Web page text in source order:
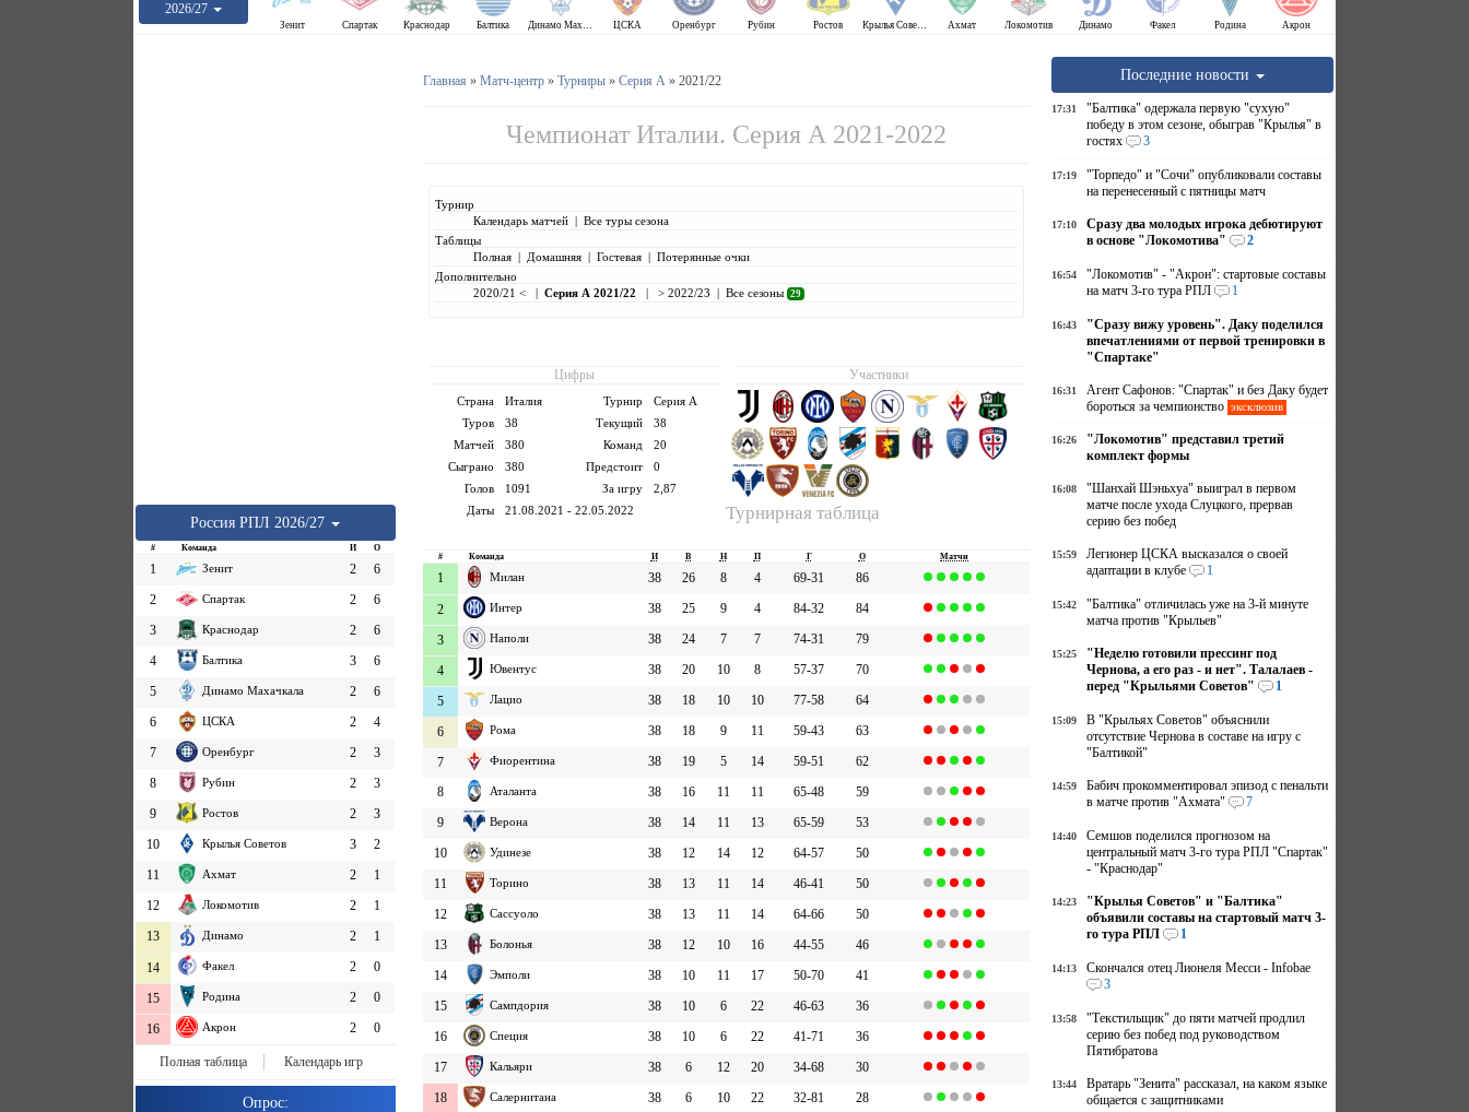
2026/27
Зенит Спартак Краснодар Балтика Динамо Махачкала ЦСКА Оренбург Рубин Ростов Крылья Советов Ахмат Локомотив Динамо Факел Родина Акрон
Россия РПЛ 2026/27
# Команда И О
1 Зенит 2
6
2
Спартак 2
6
3
Краснодар 2
6
4
Балтика 3
6
5
Динамо Махачкала 2
6
6
ЦСКА 2
4
7
Оренбург 2
3
8
Рубин 2
3
9
Ростов 2
3
10
Крылья Советов 3
2
11
Ахмат 2
1
12
Локомотив 2
1
13
Динамо 2 1
14 Факел 2 0
15 Родина 2 0
16 Акрон 2 0
Полная таблица Календарь игр
Опрос:
Главная » Матч-центр» Турниры» Серия А» 2021/22
Чемпионат Италии. Серия А 2021-2022
Турнир
Календарь матчей| Все туры сезона
Таблицы
Полная| Домашняя| Гостевая| Потерянные очки
Дополнительно
2020/21 <
| Серия А 2021/22 | > 2022/23 | Все сезоны 29
Цифры
Страна Италия Турнир
Серия А
Туров
38 Текущий
38
Матчей
380 Команд
20
Сыграно
380 Предстоит
0
Голов
1091 За игру
2,87
Даты
21.08.2021 - 22.05.2022
Участники
Турнирная таблица
# Команда И В Н П Г О Матчи
1 Милан 38 26 8 4 69-31 86
2 Интер 38 25 9 4 84-32 84
3 Наполи 38 24 7 7 74-31 79
4 Ювентус 38 20 10 8 57-37 70
5 Лацио 38 18 10 10 77-58 64
6 Рома 38 18 9 11 59-43 63
7 Фиорентина 38 19 5 14 59-51
62
8
Аталанта 38 16 11 11 65-48
59
9
Верона 38 14 11 13 65-59
53
10
Удинезе 38 12 14 12 64-57
50
11
Торино 38 13 11 14 46-41
50
12
Сассуоло 38 13 11 14 64-66
50
13
Болонья 38 12 10 16 44-55
46
14
Эмполи 38 10 11 17 50-70
41
15
Сампдория 38 10 6 22 46-63
36
16
Специя 38 10 6 22 41-71
36
17
Кальяри 38 6 12 20 34-68
30
18
Салернитана 38 6 10 22 32-81 28
Последние новости
17:31
"Балтика" одержала первую "сухую"
победу в этом сезоне, обыграв "Крылья" в
гостях
3
17:19
"Торпедо" и "Сочи" опубликовали составы
на перенесенный с пятницы матч
17:10
Сразу два молодых игрока дебютируют
в основе "Локомотива"
2
16:54
"Локомотив" - "Акрон": стартовые составы
на матч 3-го тура РПЛ
1
16:43
"Сразу вижу уровень". Даку поделился
впечатлениями от первой тренировки в
"Спартаке"
16:31
Агент Сафонов: "Спартак" и без Даку будет
бороться за чемпионство эксклюзив
16:26
"Локомотив" представил третий
комплект формы
16:08
"Шанхай Шэньхуа" выиграл в первом
матче после ухода Слуцкого, прервав
серию без побед
15:59
Легионер ЦСКА высказался о своей
адаптации в клубе
1
15:42
"Балтика" отличилась уже на 3-й минуте
матча против "Крыльев"
15:25
"Неделю готовили прессинг под
Чернова, а его раз - и нет". Талалаев -
перед "Крыльями Советов"
1
15:09
В "Крыльях Советов" объяснили
отсутствие Чернова в составе на игру с
"Балтикой"
14:59
Бабич прокомментировал эпизод с пенальти
в матче против "Ахмата"
7
14:40
Семшов поделился прогнозом на
центральный матч 3-го тура РПЛ "Спартак"
- "Краснодар"
14:23
"Крылья Советов" и "Балтика"
объявили составы на стартовый матч 3-
го тура РПЛ
1
14:13
Скончался отец Лионеля Месси - Infobae
3
13:58
"Текстильщик" до пяти матчей продлил
серию без побед под руководством
Пятибратова
13:44
Вратарь "Зенита" рассказал, на каком языке
общается с защитниками